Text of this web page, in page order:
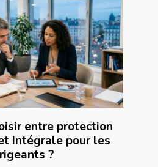
entre protection
Intégrale pour les
?